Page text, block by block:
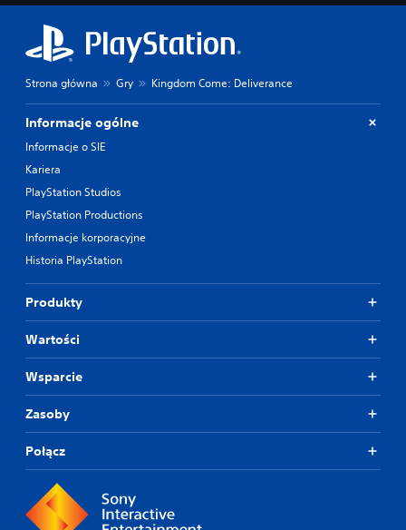
Strona główna Gry Kingdom Come: Deliverance
Informacje ogólne
Informacje o SIE
Kariera
PlayStation Studios
PlayStation Productions
Informacje korporacyjne
Historia PlayStation
Produkty
Wartości
Wsparcie
Zasoby
Połącz